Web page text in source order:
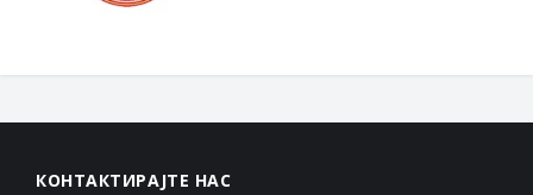
КОНТАКТИРАЈТЕ НАС